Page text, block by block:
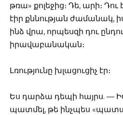
թռա» քոլեջից։ Դե, արի։
էիր քննության ժամանակ,
ինձ վրա, որպեսզի դու
իրավաբանական։
Լռությունը խլացուցիչ էր։
Ես դարձա դեպի հայրս. —
պատմել, թե ինչպես